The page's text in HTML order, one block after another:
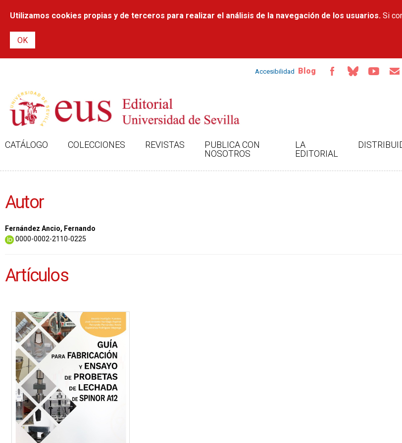
contenido
Utilizamos cookies propias y de terceros para realizar el análisis de la navegación de los usuarios. Si
Accesibilidad Blog
CATÁLOGO COLECCIONES REVISTAS
PUBLICA CON
NOSOTROS
LA
EDITORIAL
Autor
Fernández Ancio, Fernando
0000-0002-2110-0225
Artículos